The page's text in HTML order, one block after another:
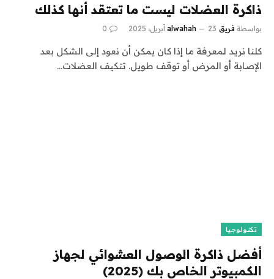
ذاكرة العضلات ليست ما تعتقد أنها كذلك
بواسطة فريق alwahah 23 أبريل، 2025 0
كلنا نريد لمعرفة ما إذا كان يمكن أن نعود إلى الشكل بعد
الإصابة أو المرض أو توقف طويل. تتكيف العضلات…
تكنولوجيا
أفضل ذاكرة الوصول العشوائي لجهاز
الكمبيوتر الخاص بك (2025)